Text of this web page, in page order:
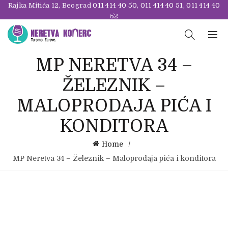
Rajka Mitića 12, Beograd011 414 40 50, 011 414 40 51,011 414 40
52
MP NERETVA 34 –
ŽELEZNIK –
MALOPRODAJA PIĆA I
KONDITORA
Home
MP Neretva 34 – Železnik – Maloprodaja pića i konditora